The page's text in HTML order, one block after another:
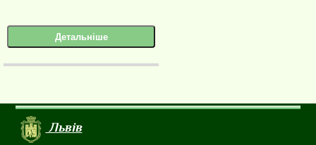
Детальніше
Львів